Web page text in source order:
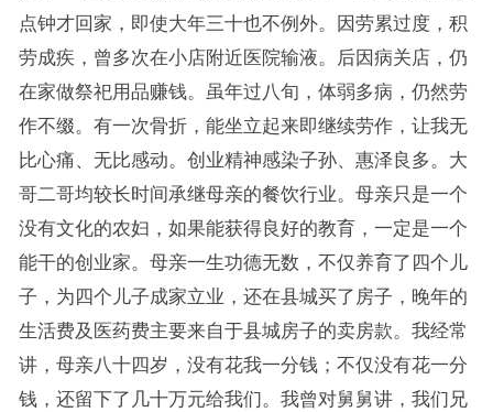
点钟才回家，即使大年三十也不例外。因劳累过度，积
劳成疾，曾多次在小店附近医院输液。后因病关店，仍
在家做祭祀用品赚钱。虽年过八旬，体弱多病，仍然劳
作不缀。有一次骨折，能坐立起来即继续劳作，让我无
比心痛、无比感动。创业精神感染子孙、惠泽良多。大
哥二哥均较长时间承继母亲的餐饮行业。母亲只是一个
没有文化的农妇，如果能获得良好的教育，一定是一个
能干的创业家。母亲一生功德无数，不仅养育了四个儿
子，为四个儿子成家立业，还在县城买了房子，晚年的
生活费及医药费主要来自于县城房子的卖房款。我经常
讲，母亲八十四岁，没有花我一分钱；不仅没有花一分
钱，还留下了几十万元给我们。我曾对舅舅讲，我们兄